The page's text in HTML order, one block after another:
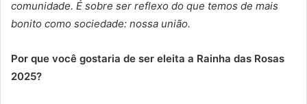
comunidade. É sobre ser reflexo do que temos de mais
bonito como sociedade: nossa união.
Por que você gostaria de ser eleita a Rainha das Rosas
2025?